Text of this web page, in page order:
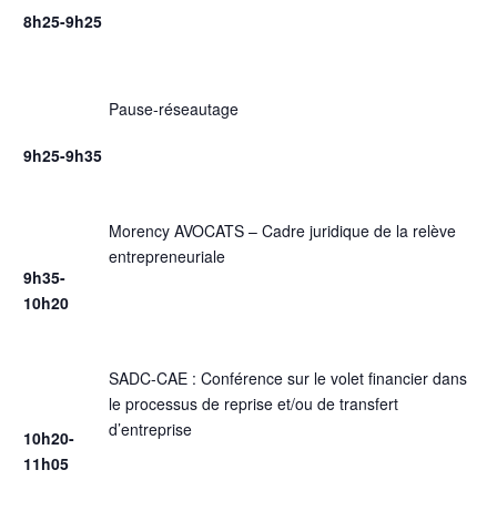
8h25-9h25
9h25-9h35
Pause-réseautage
9h35-
10h20
Morency AVOCATS – Cadre juridique de la relève
entrepreneuriale
10h20-
11h05
SADC-CAE : Conférence sur le volet financier dans
le processus de reprise et/ou de transfert
d’entreprise